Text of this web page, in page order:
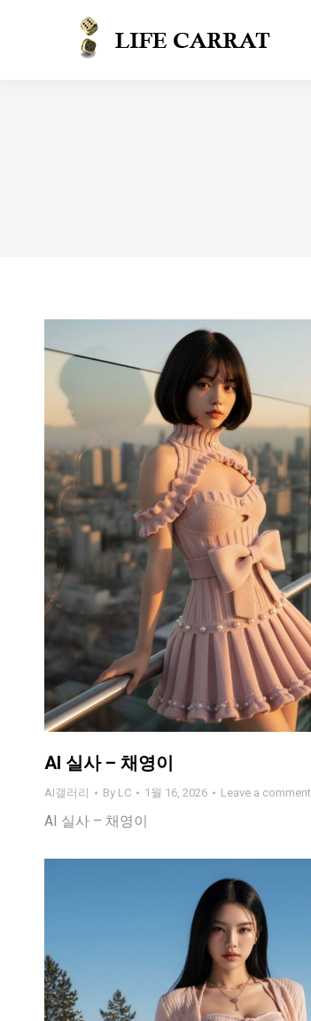
AI 실사 – 채영이
AI갤러리 By LC 1월 16, 2026 Leave a comment
AI 실사 – 채영이